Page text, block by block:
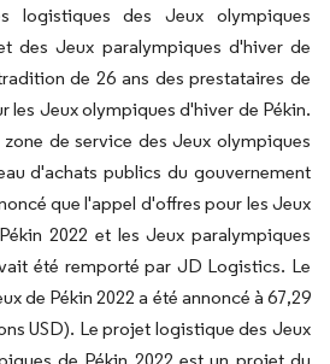
logistiques des Jeux olympiques
des Jeux paralympiques d'hiver de
de 26 ans des prestataires de
les Jeux olympiques d'hiver de Pékin.
de service des Jeux olympiques
d'achats publics du gouvernement
que l'appel d'offres pour les Jeux
2022 et les Jeux paralympiques
été remporté par JD Logistics. Le
de Pékin 2022 a été annoncé à 67,29
USD). Le projet logistique des Jeux